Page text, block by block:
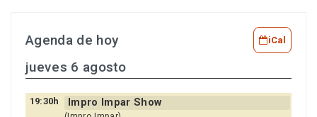
Agenda de hoy iCal
jueves 6 agosto
19:30h Impro Impar Show